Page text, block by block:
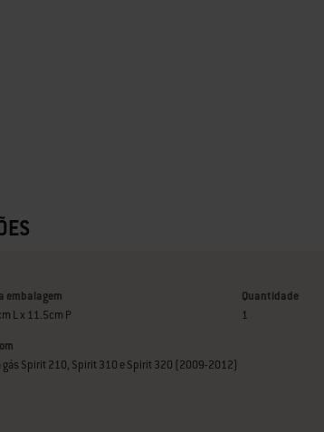
embalagem
L x 11.5cm P
Quantidade
1
gás Spirit 210, Spirit 310 e Spirit 320 (2009-2012)